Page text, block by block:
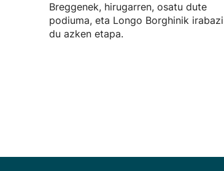
Breggenek, hirugarren, osatu dute
podiuma, eta Longo Borghinik irabazi
du azken etapa.